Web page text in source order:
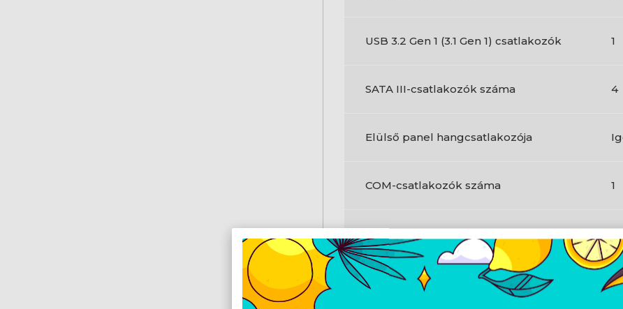
USB 3.2 Gen 1 (3.1 Gen 1) csatlakozók 1
SATA III-csatlakozók száma 4
Elülső panel hangcsatlakozója
COM-csatlakozók száma 1
TPM-csatlakozó
USB 2.0 portok száma 4